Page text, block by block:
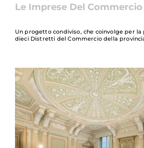
Le Imprese Del Commercio
Un progetto condiviso, che coinvolge per
dieci Distretti del Commercio della